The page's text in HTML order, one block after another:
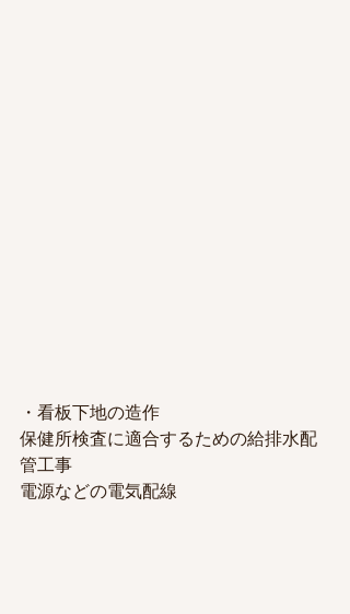
・看板下地の造作
保健所検査に適合するための給排水配
管工事
電源などの電気配線